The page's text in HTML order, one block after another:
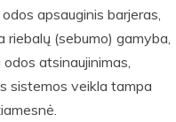
apsauginis barjeras,
riebalų (sebumo) gamyba,
atsinaujinimas,
sistemos veikla tampa